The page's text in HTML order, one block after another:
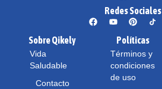
Redes Sociales
Sobre Qikely
Vida
Saludable
Contacto
Políticas
Términos y
condiciones
de uso